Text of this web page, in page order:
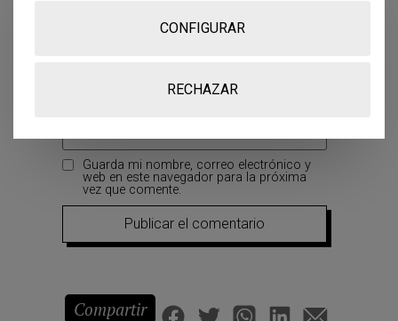
Guarda mi nombre, correo electrónico y
web en este navegador para la próxima
vez que comente.
Compartir
RECHAZAR
CONFIGURAR